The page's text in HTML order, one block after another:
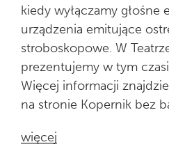
kiedy wyłączamy głośne
urządzenia emitujące
stroboskopowe. W
prezentujemy w tym
Więcej informacji
na stronie Kopernik bez
więcej